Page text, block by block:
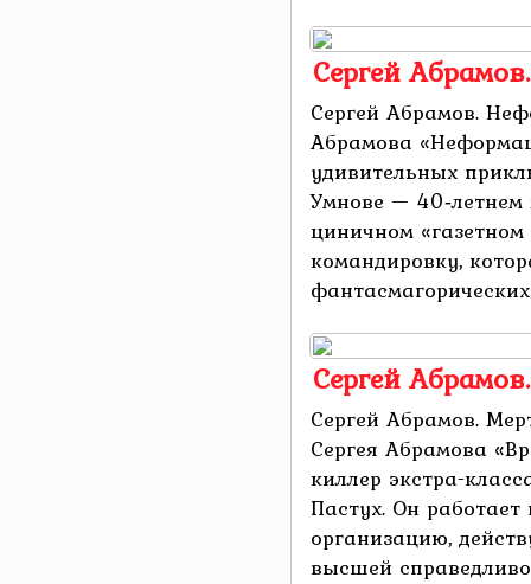
Сергей
Сергей Абрамов.
Абрамова
удивительных
Умнове —
циничном «газетном
командировку,
Сергей
Сергей Абрамов.
Сергея Абрамова
киллер экстра-
Пастух. Он
организацию,
высшей